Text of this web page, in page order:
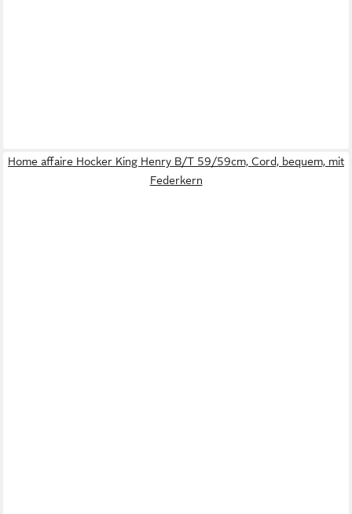
Home affaire Hocker King Henry B/T 59/59cm, Cord, bequem, mit
Federkern